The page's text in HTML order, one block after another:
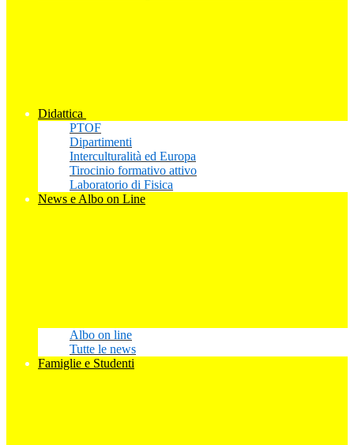
Didattica
PTOF
Dipartimenti
Interculturalità ed Europa
Tirocinio formativo attivo
Laboratorio di Fisica
News e Albo on Line
Albo on line
Tutte le news
Famiglie e Studenti